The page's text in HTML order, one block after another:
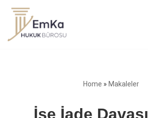
İçeriğe
geç
Home » Makaleler
İşe İade